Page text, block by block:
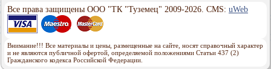
Все права защищены ООО "ТК "Туземец" 2009-2026. CMS: uWeb
Внимание!!! Все материалы и цены, размещенные на сайте, носят справочный характер
и не являются публичной офертой, определяемой положениями Статьи 437 (2)
Гражданского кодекса Российской Федерации.